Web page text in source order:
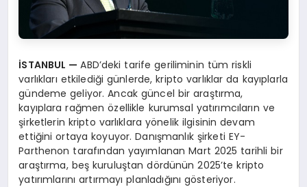
İSTANBUL —ABD’deki tarife geriliminin tüm riskli
varlıkları etkilediği günlerde, kripto varlıklar da kayıplarla
gündeme geliyor. Ancak güncel bir araştırma,
kayıplara rağmen özellikle kurumsal yatırımcıların ve
şirketlerin kripto varlıklara yönelik ilgisinin devam
ettiğini ortaya koyuyor. Danışmanlık şirketi EY-
Parthenon tarafından yayımlanan Mart 2025 tarihli bir
araştırma, beş kuruluştan dördünün 2025’te kripto
yatırımlarını artırmayı planladığını gösteriyor.